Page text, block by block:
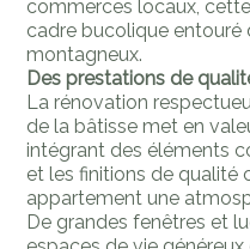
commerces locaux,
cadre bucolique
montagneux.
Des prestations de
La rénovation
de la bâtisse met en
intégrant des éléments
et les finitions de qualité
appartement une
De grandes fenêtres et